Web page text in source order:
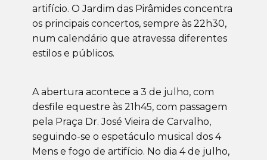
artifício. O Jardim das Pirâmides concentra
os principais concertos, sempre às 22h30,
num calendário que atravessa diferentes
estilos e públicos.
A abertura acontece a 3 de julho, com
desfile equestre às 21h45, com passagem
pela Praça Dr. José Vieira de Carvalho,
seguindo-se o espetáculo musical dos 4
Mens e fogo de artifício. No dia 4 de julho,